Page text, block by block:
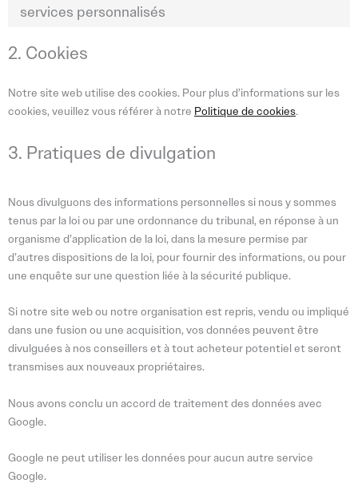
services personnalisés
2. Cookies
Notre site web utilise des cookies. Pour plus d’informations sur les
cookies, veuillez vous référer à notre Politique de cookies.
3. Pratiques de divulgation
Nous divulguons des informations personnelles si nous y sommes
tenus par la loi ou par une ordonnance du tribunal, en réponse à un
organisme d’application de la loi, dans la mesure permise par
d’autres dispositions de la loi, pour fournir des informations, ou pour
une enquête sur une question liée à la sécurité publique.
Si notre site web ou notre organisation est repris, vendu ou impliqué
dans une fusion ou une acquisition, vos données peuvent être
divulguées à nos conseillers et à tout acheteur potentiel et seront
transmises aux nouveaux propriétaires.
Nous avons conclu un accord de traitement des données avec
Google.
Google ne peut utiliser les données pour aucun autre service
Google.